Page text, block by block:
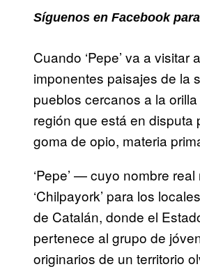
Síguenos en Facebook
Cuando ‘Pepe’ va a
imponentes paisajes de la
pueblos cercanos a la
región que está en
goma de opio, materia
‘Pepe’ — cuyo nombre
‘Chilpayork’ para los
de Catalán, donde el
pertenece al grupo de
originarios de un territorio